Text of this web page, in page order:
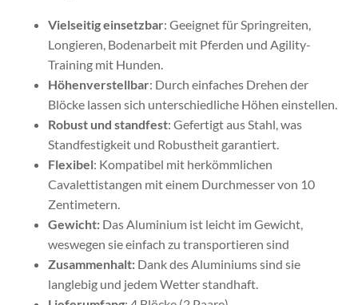
Vielseitig einsetzbar: Geeignet für Springreiten,
Longieren, Bodenarbeit mit Pferden und Agility-
Training mit Hunden.
Höhenverstellbar: Durch einfaches Drehen der
Blöcke lassen sich unterschiedliche Höhen einstellen.
Robust und standfest: Gefertigt aus Stahl, was
Standfestigkeit und Robustheit garantiert.
Flexibel: Kompatibel mit herkömmlichen
Cavalettistangen mit einem Durchmesser von 10
Zentimetern.
Gewicht: Das Aluminium ist leicht im Gewicht,
weswegen sie einfach zu transportieren sind
Zusammenhalt: Dank des Aluminiums sind sie
langlebig und jedem Wetter standhaft.